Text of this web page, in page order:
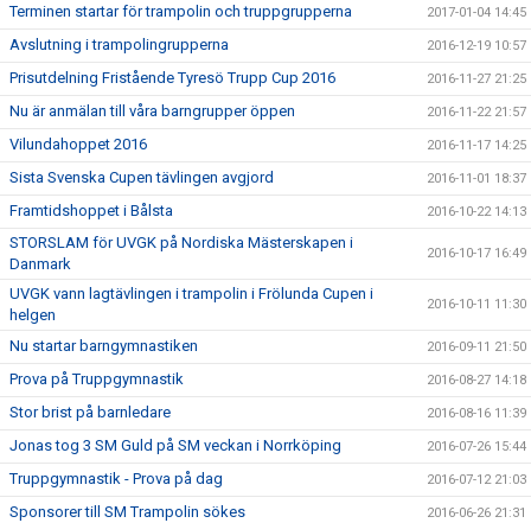
Terminen startar för trampolin och truppgrupperna 2017-01-04 14:45
Avslutning i trampolingrupperna 2016-12-19 10:57
Prisutdelning Fristående Tyresö Trupp Cup 2016 2016-11-27 21:25
Nu är anmälan till våra barngrupper öppen 2016-11-22 21:57
Vilundahoppet 2016 2016-11-17 14:25
Sista Svenska Cupen tävlingen avgjord 2016-11-01 18:37
Framtidshoppet i Bålsta 2016-10-22 14:13
STORSLAM för UVGK på Nordiska Mästerskapen i
Danmark
2016-10-17 16:49
UVGK vann lagtävlingen i trampolin i Frölunda Cupen i
helgen
2016-10-11 11:30
Nu startar barngymnastiken 2016-09-11 21:50
Prova på Truppgymnastik 2016-08-27 14:18
Stor brist på barnledare 2016-08-16 11:39
Jonas tog 3 SM Guld på SM veckan i Norrköping 2016-07-26 15:44
Truppgymnastik - Prova på dag 2016-07-12 21:03
Sponsorer till SM Trampolin sökes 2016-06-26 21:31